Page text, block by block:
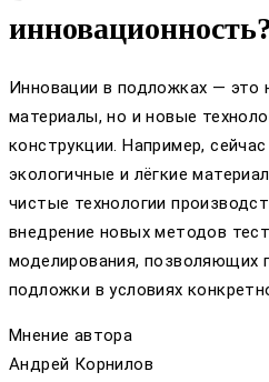
Инновации в подложках — это
материалы, но и новые
конструкции. Например,
экологичные и лёгкие
чистые технологии
внедрение новых методов
моделирования, позволяющих
подложки в условиях
Мнение автора
Андрей Корнилов